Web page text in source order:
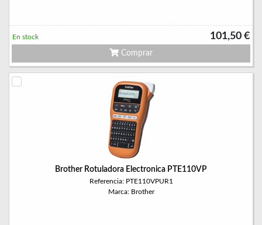
101,50 €
En stock
Comprar
Brother Rotuladora Electronica PTE110VP
Referencia: PTE110VPUR1
Marca: Brother